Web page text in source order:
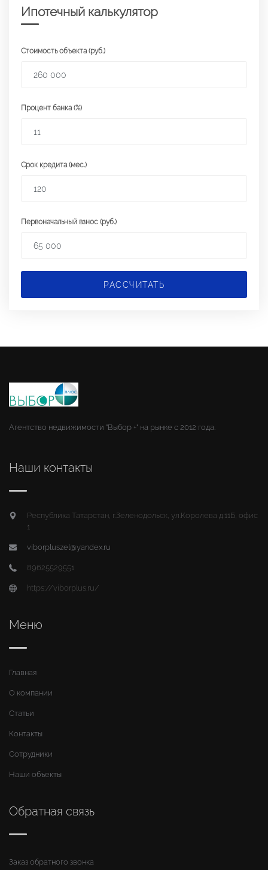
Ипотечный калькулятор
Стоимость объекта (руб.)
Процент банка (%)
Срок кредита (мес.)
Первоначальный взнос (руб.)
РАССЧИТАТЬ
Агентство недвижимости "Выбор +" на рынке с 2012 года.
Наши контакты
Республика Татарстан, г.Зеленодольск, ул.Королева д.11Б, офис
1
viborpluszel@yandex.ru
89625529551
https://viborplus.ru/
Меню
Главная
О компании
Статьи
Контакты
Сотрудники
Наши объекты
Обратная связь
Заказ обратного звонка